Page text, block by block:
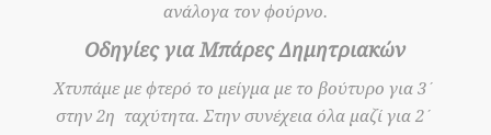
ανάλογα τον φούρνο.
Οδηγίες για Μπάρες Δημητριακών
Χτυπάμε με φτερό το μείγμα με το βούτυρο για 3΄
στην 2η ταχύτητα. Στην συνέχεια όλα μαζί για 2΄